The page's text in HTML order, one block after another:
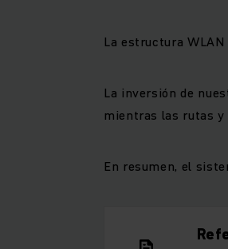
La estructura
La inversión de
mientras las rutas
En resumen, el